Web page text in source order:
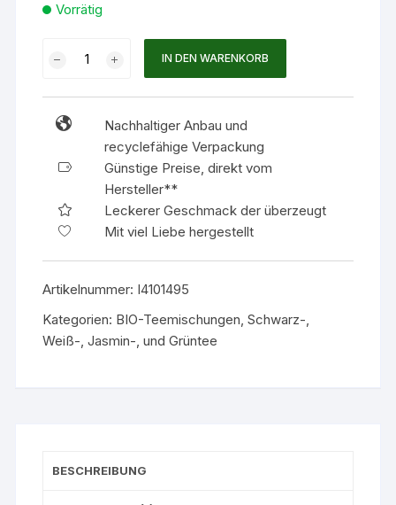
Vorrätig
BIO,
100g
Menge
IN DEN WARENKORB
Nachhaltiger Anbau und
recyclefähige Verpackung
Günstige Preise, direkt vom
Hersteller**
Leckerer Geschmack der überzeugt
Mit viel Liebe hergestellt
Artikelnummer: I4101495
Kategorien: BIO-Teemischungen,Schwarz-,
Weiß-, Jasmin-, und Grüntee
BESCHREIBUNG